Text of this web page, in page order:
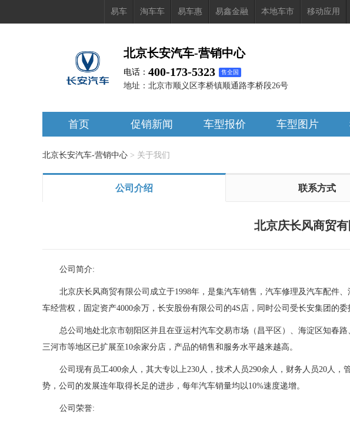
易车 淘车车 易车惠 易鑫金融 本地车市 移动应用
北京长安汽车-营销中心
电话： 400-173-5323 售全国
地址： 北京市顺义区李桥镇顺通路李桥段26号
首页 促销新闻 车型报价 车型图片
北京长安汽车-营销中心 > 关于我们
公司介绍 联系方式
北京庆长风商贸有
公司简介:
北京庆长风商贸有限公司成立于1998年，是集汽车销售，汽车修理及汽车配件
车经营权，固定资产4000余万，长安股份有限公司的4S店，同时公司受长安集团的
总公司地处北京市朝阳区并且在亚运村汽车交易市场（昌平区）、海淀区知春
三河市等地区已扩展至10余家分店，产品的销售和服务水平越来越高。
公司现有员工400余人，其大专以上230人，技术人员290余人，财务人员20人
势，公司的发展连年取得长足的进步，每年汽车销量均以10%速度递增。
公司荣誉: